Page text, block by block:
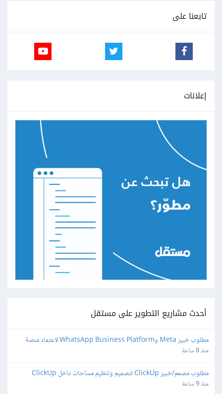
تابعنا على
إعلانات
أحدث مشاريع التطوير على مستقل
واتساب
منذ 8 ساعة
مطلوب مصمم/خبير ClickUp لتصميم وتنظيم مساحات داخل ClickUp
منذ 9 ساعة